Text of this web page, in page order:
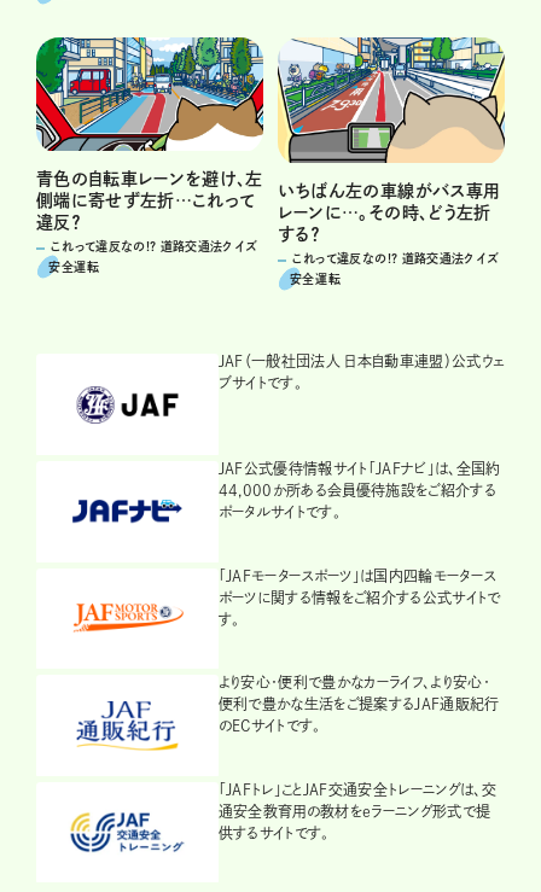
青色の自転車レーンを避け、左
側端に寄せず左折…これって
違反？
これって違反なの!? 道路交通法クイズ
安全運転
いちばん左の車線がバス専用
レーンに…。その時、どう左折
する？
これって違反なの!? 道路交通法クイズ
安全運転
JAF（一般社団法人 日本自動車連盟）公式ウェ
ブサイトです。
JAF公式優待情報サイト「JAFナビ」は、全国約
44,000か所ある会員優待施設をご紹介する
ポータルサイトです。
「JAFモータースポーツ」は国内四輪モータース
ポーツに関する情報をご紹介する公式サイトで
す。
より安心・便利で豊かなカーライフ、より安心・
便利で豊かな生活をご提案するJAF通販紀行
のECサイトです。
「JAFトレ」ことJAF交通安全トレーニングは、交
通安全教育用の教材をeラーニング形式で提
供するサイトです。